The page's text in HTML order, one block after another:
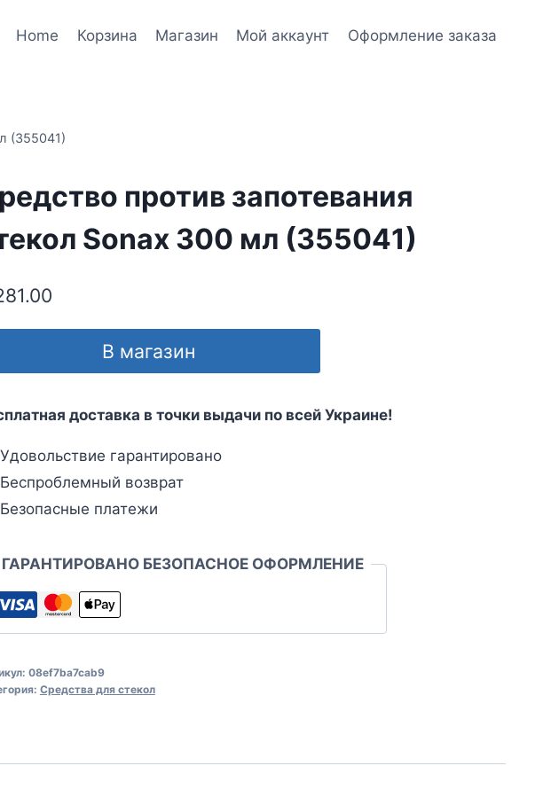
Home Корзина Магазин Мой аккаунт Оформление заказа
(355041)
против запотевания
Sonax 300 мл (355041)
В магазин
доставка в точки выдачи по всей Украине!
Удовольствие гарантировано
Беспроблемный возврат
Безопасные платежи
ГАРАНТИРОВАНО БЕЗОПАСНОЕ ОФОРМЛЕНИЕ
08ef7ba7cab9
Средства для стекол